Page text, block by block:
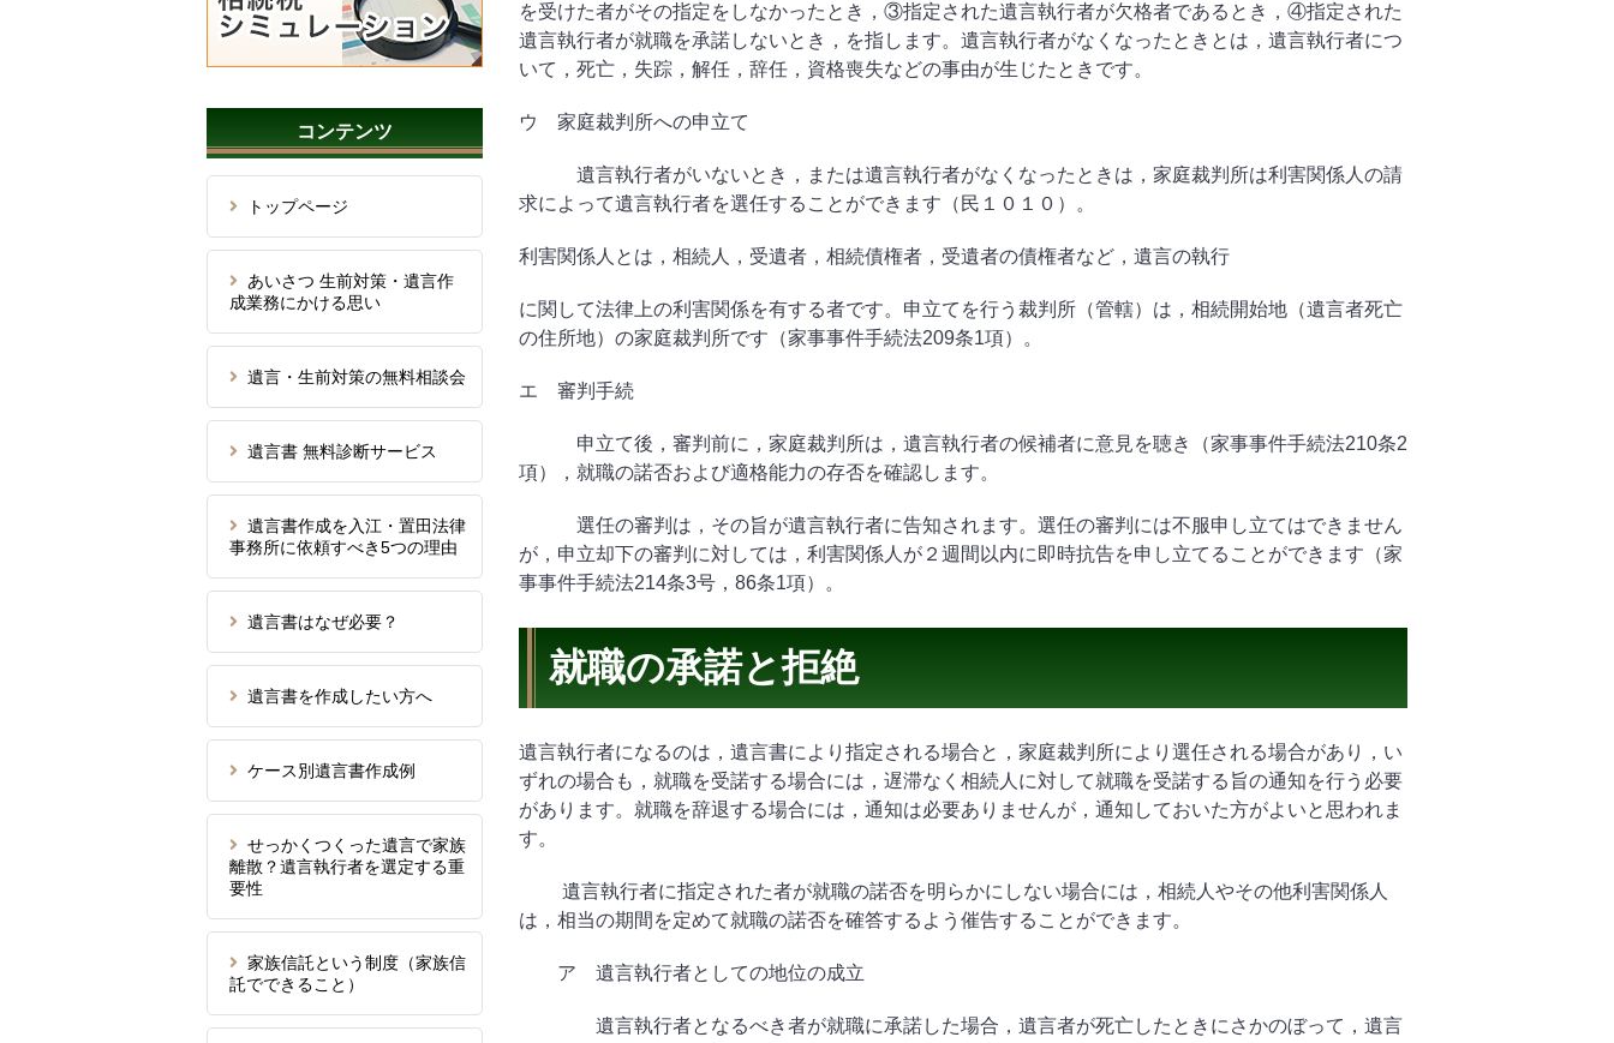
を受けた者がその指定をしなかったとき，③指定された遺言執行者が欠格者であるとき，④指定された
遺言執行者が就職を承諾しないとき，を指します。遺言執行者がなくなったときとは，遺言執行者につ
いて，死亡，失踪，解任，辞任，資格喪失などの事由が生じたときです。
ウ 家庭裁判所への申立て
遺言執行者がいないとき，または遺言執行者がなくなったときは，家庭裁判所は利害関係人の請
求によって遺言執行者を選任することができます（民１０１０）。
利害関係人とは，相続人，受遺者，相続債権者，受遺者の債権者など，遺言の執行
に関して法律上の利害関係を有する者です。申立てを行う裁判所（管轄）は，相続開始地（遺言者死亡
の住所地）の家庭裁判所です（家事事件手続法209条1項）。
エ 審判手続
申立て後，審判前に，家庭裁判所は，遺言執行者の候補者に意見を聴き（家事事件手続法210条2
項），就職の諾否および適格能力の存否を確認します。
選任の審判は，その旨が遺言執行者に告知されます。選任の審判には不服申し立てはできません
が，申立却下の審判に対しては，利害関係人が２週間以内に即時抗告を申し立てることができます（家
事事件手続法214条3号， 86条1項）。
就職の承諾と拒絶
遺言執行者になるのは，遺言書により指定される場合と，家庭裁判所により選任される場合があり，い
ずれの場合も，就職を受諾する場合には，遅滞なく相続人に対して就職を受諾する旨の通知を行う必要
があります。就職を辞退する場合には，通知は必要ありませんが，通知しておいた方がよいと思われま
す。
遺言執行者に指定された者が就職の諾否を明らかにしない場合には，相続人やその他利害関係人
は，相当の期間を定めて就職の諾否を確答するよう催告することができます。
ア 遺言執行者としての地位の成立
遺言執行者となるべき者が就職に承諾した場合，遺言者が死亡したときにさかのぼって，遺言
コンテンツ
トップページ
あいさつ 生前対策・遺言作
成業務にかける思い
遺言・生前対策の無料相談会
遺言書 無料診断サービス
遺言書作成を入江・置田法律
事務所に依頼すべき5つの理由
遺言書はなぜ必要？
遺言書を作成したい方へ
ケース別遺言書作成例
せっかくつくった遺言で家族
離散？遺言執行者を選定する重
要性
家族信託という制度（家族信
託でできること）